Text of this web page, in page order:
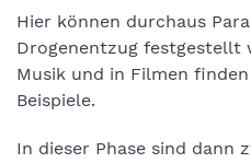
Hier können durchaus
Drogenentzug festgestellt
Musik und in Filmen
Beispiele.
In dieser Phase sind dann